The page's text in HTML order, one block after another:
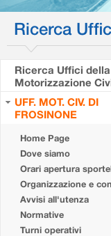
Ricerca
Ricerca Uffici della
Motorizzazione
UFF. MOT. CIV. DI
FROSINONE
Home Page
Dove siamo
Orari apertura
Organizzazione e
Avvisi all'utenza
Normative
Turni operativi